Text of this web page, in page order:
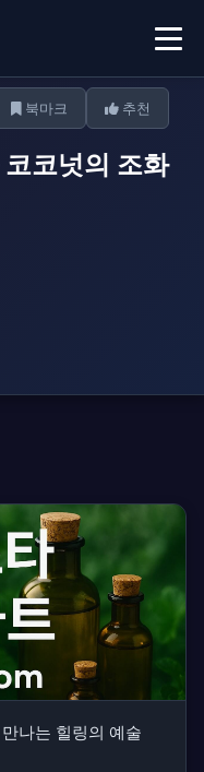
북마크 추천
코넛의 조화
나는 힐링의 예술